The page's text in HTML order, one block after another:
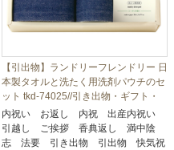
【引出物】ランドリーフレンドリー 日
本製タオルと洗たく用洗剤パウチのセ
ット tkd-74025//引き出物・ギフト・
内祝い・お中元・お歳暮等に
内祝い お返し 内祝 出産内祝い
引越し ご挨拶 香典返し 満中陰
志 法要 引き出物 引出物 快気祝